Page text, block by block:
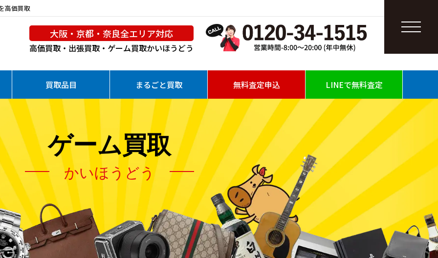
高価買取
大阪・京都・奈良全エリア対応
高価買取・出張買取・ゲーム買取かいほうどう
買取品目 まるごと買取 無料査定申込 LINEで無料査定
ゲーム買取
かいほうどう